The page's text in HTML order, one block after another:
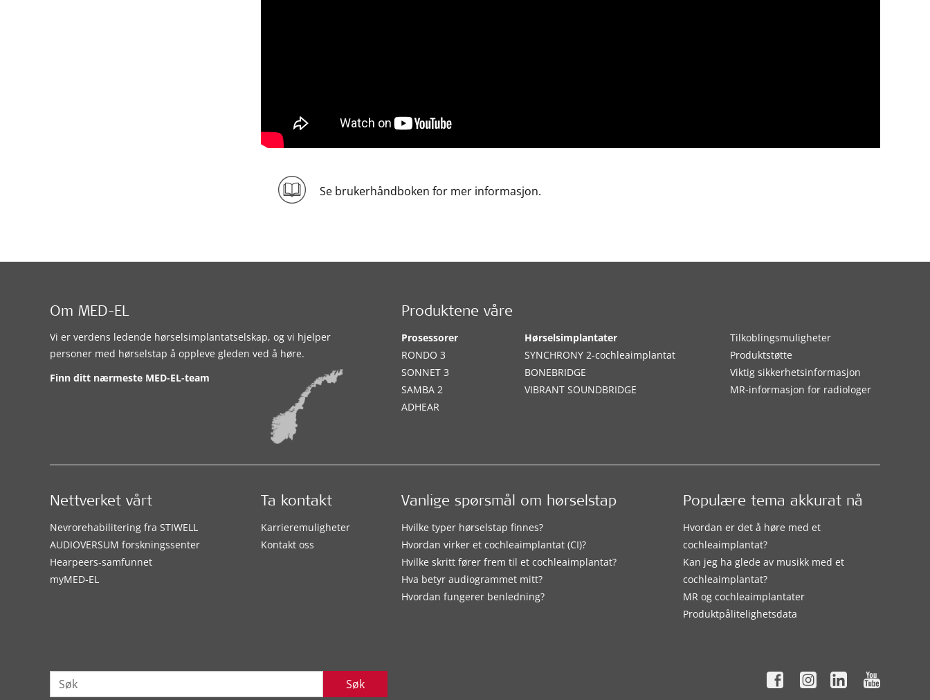
Se brukerhåndboken for mer informasjon.
Om MED-EL
Vi er verdens ledende hørselsimplantatselskap, og vi hjelper
personer med hørselstap å oppleve gleden ved å høre.
Finn ditt nærmeste MED-EL-team
Produktene våre
Prosessorer
RONDO 3
SONNET 3
SAMBA 2
ADHEAR
Hørselsimplantater
SYNCHRONY 2-cochleaimplantat
BONEBRIDGE
VIBRANT SOUNDBRIDGE
Tilkoblingsmuligheter
Produktstøtte
Viktig sikkerhetsinformasjon
MR-informasjon for radiologer
Vanlige spørsmål om hørselstap
Hvilke typer hørselstap finnes?
Hvordan virker et cochleaimplantat (CI)?
Hvilke skritt fører frem til et cochleaimplantat?
Hva betyr audiogrammet mitt?
Hvordan fungerer benledning?
Populære tema akkurat nå
Hvordan er det å høre med et
cochleaimplantat?
Kan jeg ha glede av musikk med et
cochleaimplantat?
MR og cochleaimplantater
Produktpålitelighetsdata
Nettverket vårt
Nevrorehabilitering fra STIWELL
AUDIOVERSUM forskningssenter
Hearpeers-samfunnet
myMED‑EL
Ta kontakt
Karrieremuligheter
Kontakt oss
Søk